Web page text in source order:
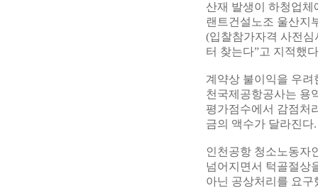
산재 발생이 하청업
랜트건설노조 울산지
(입찰참가자격 사전
터 찾는다”고 지적했
계약상 불이익을 우
천국제공항공사는 용
평가점수에서 감점처
금의 액수가 달라진다.
인천공항 청소노동자
넘어지면서 턱골절상
아닌 공상처리를 요